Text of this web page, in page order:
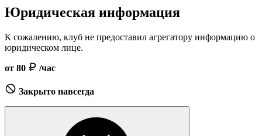
Юридическая информация
К сожалению, клуб не предоставил агрегатору информацию о
юридическом лице.
от 80 /час
Закрыто навсегда